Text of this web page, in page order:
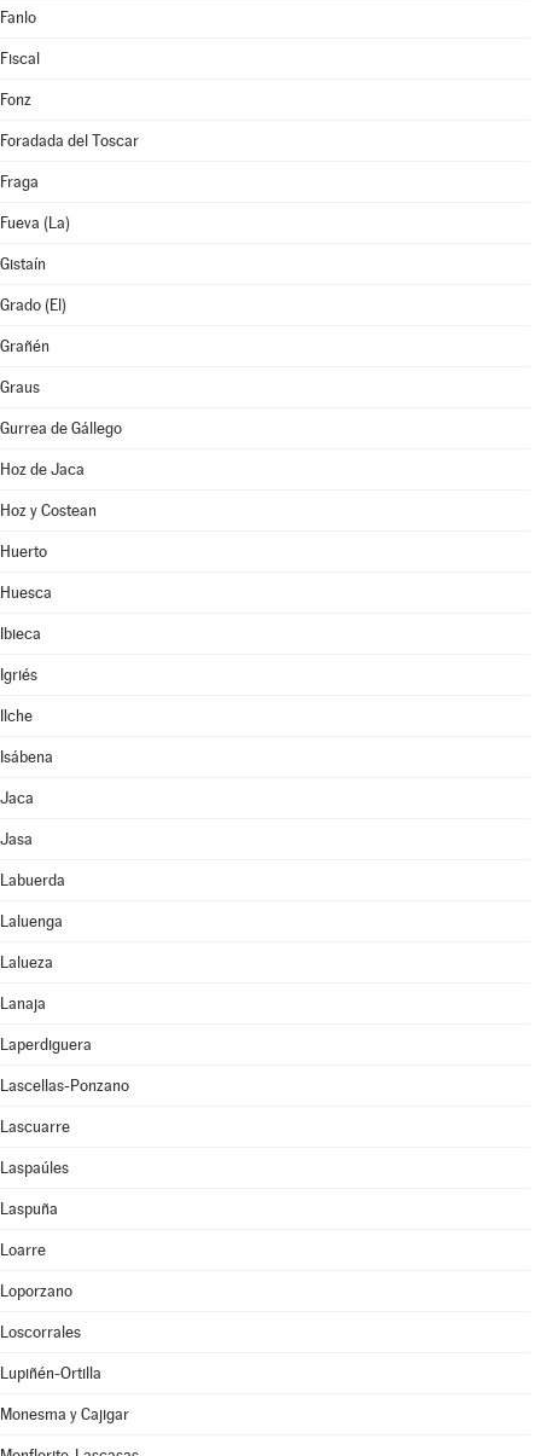
Fanlo
Fiscal
Fonz
Foradada del Toscar
Fraga
Fueva (La)
Gistaín
Grado (El)
Grañén
Graus
Gurrea de Gállego
Hoz de Jaca
Hoz y Costean
Huerto
Huesca
Ibieca
Igriés
Ilche
Isábena
Jaca
Jasa
Labuerda
Laluenga
Lalueza
Lanaja
Laperdiguera
Lascellas-Ponzano
Lascuarre
Laspaúles
Laspuña
Loarre
Loporzano
Loscorrales
Lupiñén-Ortilla
Monesma y Cajigar